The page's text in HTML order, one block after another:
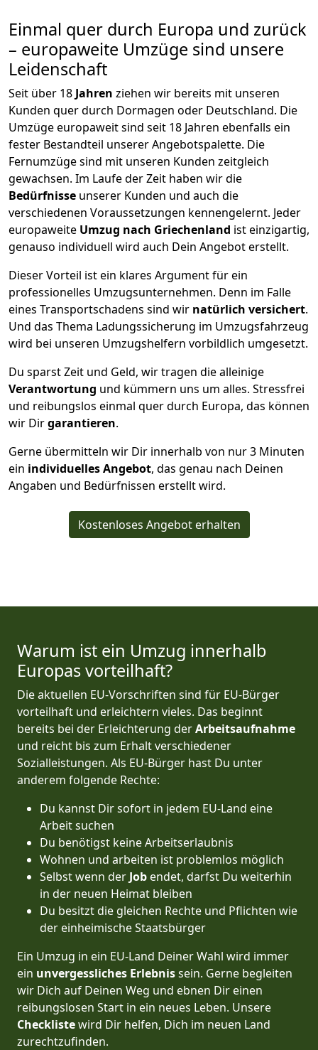
Einmal quer durch Europa und zurück
– europaweite Umzüge sind unsere
Leidenschaft
Seit über 18 Jahren ziehen wir bereits mit unseren
Kunden quer durch Dormagen oder Deutschland. Die
Umzüge europaweit sind seit 18 Jahren ebenfalls ein
fester Bestandteil unserer Angebotspalette. Die
Fernumzüge sind mit unseren Kunden zeitgleich
gewachsen. Im Laufe der Zeit haben wir die
Bedürfnisse unserer Kunden und auch die
verschiedenen Voraussetzungen kennengelernt. Jeder
europaweite Umzug nach Griechenland ist einzigartig,
genauso individuell wird auch Dein Angebot erstellt.
Dieser Vorteil ist ein klares Argument für ein
professionelles Umzugsunternehmen. Denn im Falle
eines Transportschadens sind wir natürlich versichert.
Und das Thema Ladungssicherung im Umzugsfahrzeug
wird bei unseren Umzugshelfern vorbildlich umgesetzt.
Du sparst Zeit und Geld, wir tragen die alleinige
Verantwortung und kümmern uns um alles. Stressfrei
und reibungslos einmal quer durch Europa, das können
wir Dirgarantieren.
Gerne übermitteln wir Dir innerhalb von nur3 Minuten
ein individuelles Angebot, das genau nach Deinen
Angaben und Bedürfnissen erstellt wird.
Kostenloses Angebot erhalten
Warum ist ein Umzug innerhalb
Europas vorteilhaft?
Die aktuellen EU-Vorschriften sind für EU-Bürger
vorteilhaft und erleichtern vieles. Das beginnt
bereits bei der Erleichterung derArbeitsaufnahme
und reicht bis zum Erhalt verschiedener
Sozialleistungen. Als EU-Bürger hast Du unter
anderem folgende Rechte:
Du kannst Dir sofort in jedem EU-Land eine
Arbeit suchen
Du benötigst keine Arbeitserlaubnis
Wohnen und arbeiten ist problemlos möglich
Selbst wenn der Job endet, darfst Du weiterhin
in der neuen Heimat bleiben
Du besitzt die gleichen Rechte und Pflichten wie
der einheimische Staatsbürger
Ein Umzug in ein EU-Land Deiner Wahl wird immer
ein unvergessliches Erlebnissein. Gerne begleiten
wir Dich auf Deinen Weg und ebnen Dir einen
reibungslosen Start in ein neues Leben. Unsere
Checklistewird Dir helfen, Dich im neuen Land
zurechtzufinden.